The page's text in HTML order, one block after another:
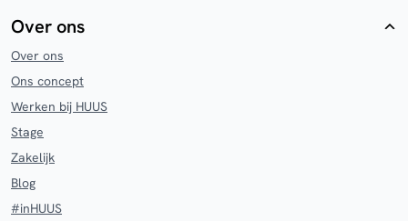
Over ons
Over ons
Ons concept
Werken bij HUUS
Stage
Zakelijk
Blog
#inHUUS